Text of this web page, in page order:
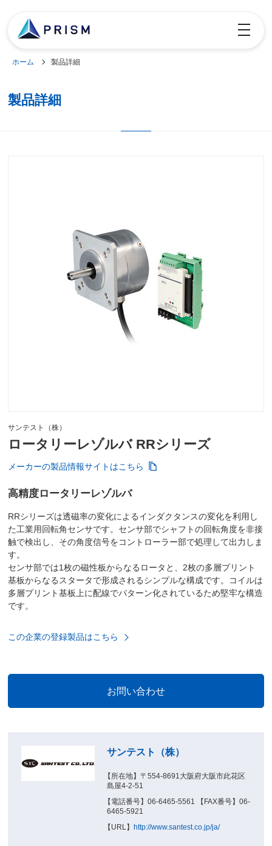
toggle
ホーム 製品詳細
製品詳細
サンテスト（株）
ロータリーレゾルバ RRシリーズ
メーカーの製品情報サイトはこちら
高精度ロータリーレゾルバ
RRシリーズは透磁率の変化によるインダクタンスの変化を利用し
た工業用回転角センサです。センサ部でシャフトの回転角度を非接
触で検出し、その角度信号をコントローラー部で処理して出力しま
す。
センサ部では1枚の磁性板からなるロータと、2枚の多層プリント
基板からなるスタータで形成されるシンプルな構成です。コイルは
多層プリント基板上に配線でパターン化されているため堅牢な構造
です。
この企業の登録製品はこちら
サンテスト（株）
【所在地】〒554-8691大阪府大阪市此花区
島屋4-2-51
【電話番号】06-6465-5561 【FAX番号】06-
6465-5921
【URL】
http://www.santest.co.jp/ja/